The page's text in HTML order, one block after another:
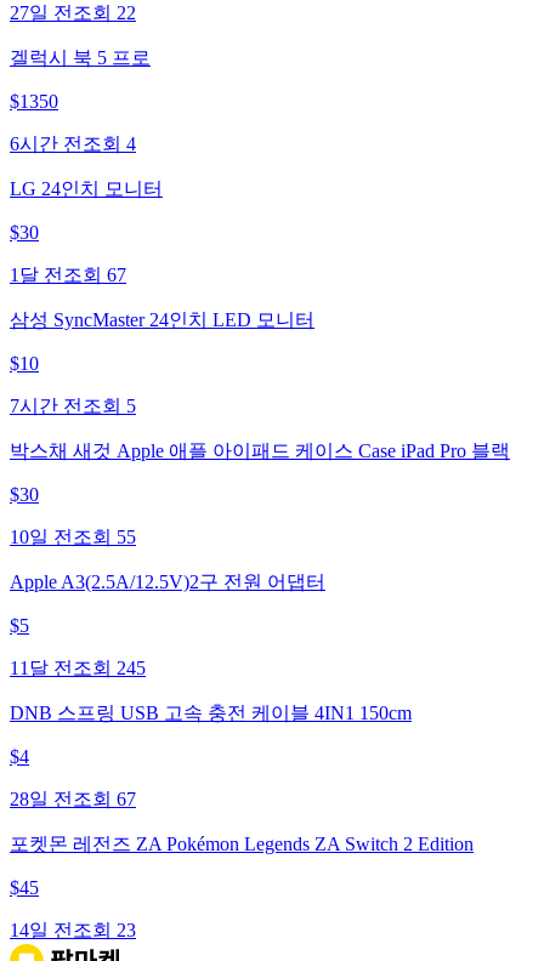
27일 전 조회 22
겔럭시 북 5 프로
$1350
6시간 전 조회 4
LG 24인치 모니터
$30
1달 전 조회 67
삼성 SyncMaster 24인치 LED 모니터
$10
7시간 전 조회 5
박스채 새것 Apple 애플 아이패드 케이스 Case iPad Pro 블랙
$30
10일 전 조회 55
Apple A3(2.5A/12.5V)2구 전원 어댑터
$5
11달 전 조회 245
DNB 스프링 USB 고속 충전 케이블 4IN1 150cm
$4
28일 전 조회 67
포켓몬 레전즈 ZA Pokémon Legends ZA Switch 2 Edition
$45
14일 전 조회 23